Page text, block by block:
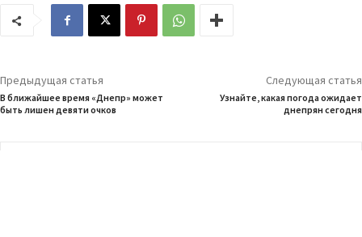
Предыдущая статья
В ближайшее время «Днепр» может
быть лишен девяти очков
Следующая статья
Узнайте, какая погода ожидает
днепрян сегодня